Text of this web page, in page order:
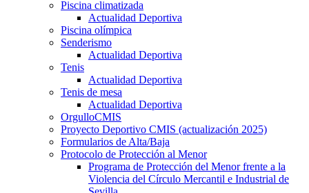
Piscina climatizada
Actualidad Deportiva
Piscina olímpica
Senderismo
Actualidad Deportiva
Tenis
Actualidad Deportiva
Tenis de mesa
Actualidad Deportiva
OrgulloCMIS
Proyecto Deportivo CMIS (actualización 2025)
Formularios de Alta/Baja
Protocolo de Protección al Menor
Programa de Protección del Menor frente a la
Violencia del Círculo Mercantil e Industrial de